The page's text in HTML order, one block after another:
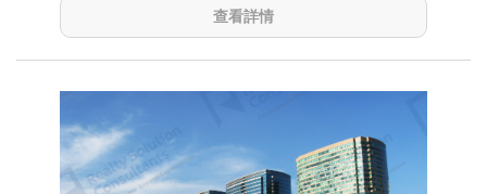
查看詳情